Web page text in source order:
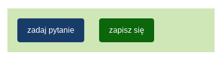
zadaj pytanie zapisz się